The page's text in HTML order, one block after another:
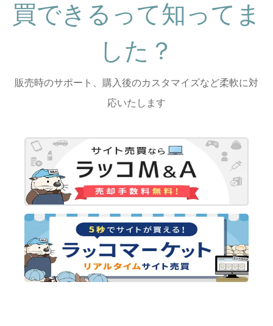
買できるって知ってま
した？
販売時のサポート、購入後のカスタマイズなど柔軟に対
応いたします